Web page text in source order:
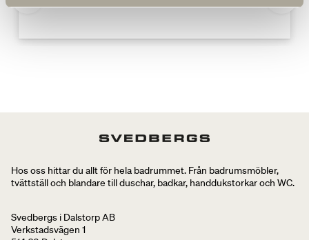
Hos oss hittar du allt för hela badrummet. Från badrumsmöbler,
tvättställ och blandare till duschar, badkar, handdukstorkar och WC.
Svedbergs i Dalstorp AB
Verkstadsvägen 1